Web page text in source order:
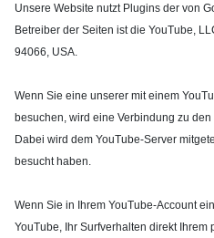
Unsere Website nutzt Plugins der von
Betreiber der Seiten ist die YouTube,
94066, USA.
Wenn Sie eine unserer mit einem
besuchen, wird eine Verbindung zu
Dabei wird dem YouTube-Server
besucht haben.
Wenn Sie in Ihrem YouTube-Account
YouTube, Ihr Surfverhalten direkt